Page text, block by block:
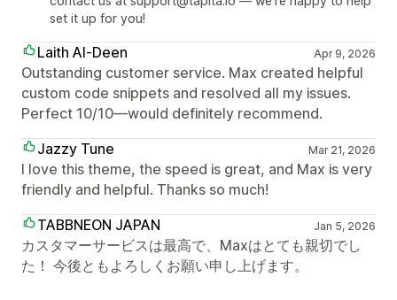
set it up for you!
Laith Al-Deen Apr 9, 2026
Outstanding customer service. Max created helpful
custom code snippets and resolved all my issues.
Perfect 10/10—would definitely recommend.
Jazzy Tune
Mar 21, 2026
I love this theme, the speed is great, and Max is very
friendly and helpful. Thanks so much!
TABBNEON JAPAN
Jan 5, 2026
カスタマーサービスは最高で、Maxはとても親切でし
た！ 今後ともよろしくお願い申し上げます。